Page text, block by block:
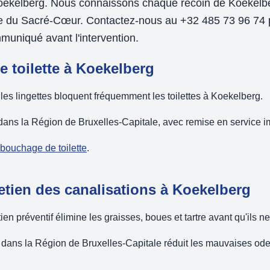
Nous connaissons chaque recoin de
du Sacré-Cœur. Contactez-nous au +32 485 73 96 74
avant l'intervention.
toilette à Koekelberg
lingettes bloquent fréquemment les toilettes à Koekelberg.
la Région de Bruxelles-Capitale, avec remise en service
de toilette.
des canalisations à Koekelberg
préventif élimine les graisses, boues et tartre avant qu'ils
la Région de Bruxelles-Capitale réduit les mauvaises